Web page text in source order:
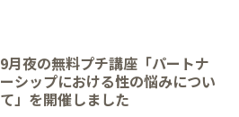
9月夜の無料プチ講座「パートナ
ーシップにおける性の悩みについ
て」を開催しました